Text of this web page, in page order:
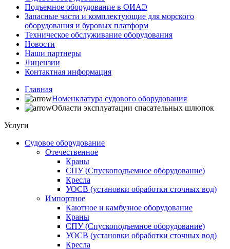
Подъемное оборудование в ОИАЭ
Запасные части и комплектующие для морского
оборудования и буровых платформ
Техническое обслуживание оборудования
Новости
Наши партнеры
Лицензии
Контактная информация
Главная
Номенклатура судового оборудования
Области эксплуатации спасательных шлюпок
Услуги
Судовое оборудование
Отечественное
Краны
СПУ (Спускоподъемное оборудование)
Кресла
УОСВ (установки обработки сточных вод)
Импортное
Каютное и камбузное оборудование
Краны
СПУ (Спускоподъемное оборудование)
УОСВ (установки обработки сточных вод)
Кресла